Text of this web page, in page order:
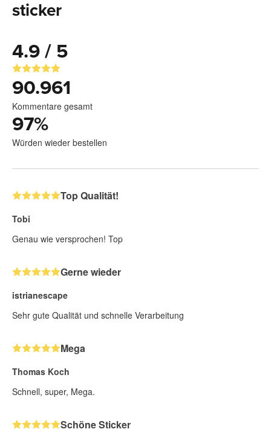
sticker
4.9 / 5
90.961
Kommentare gesamt
97%
Würden wieder bestellen
Top Qualität!
Tobi
Genau wie versprochen! Top
Gerne wieder
istrianescape
Sehr gute Qualität und schnelle Verarbeitung
Mega
Thomas Koch
Schnell, super, Mega.
Schöne Sticker